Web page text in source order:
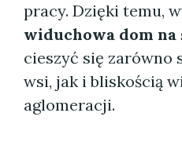
pracy. Dzięki temu,
widuchowa dom na
cieszyć się zarówno
wsi, jak i bliskością
aglomeracji.